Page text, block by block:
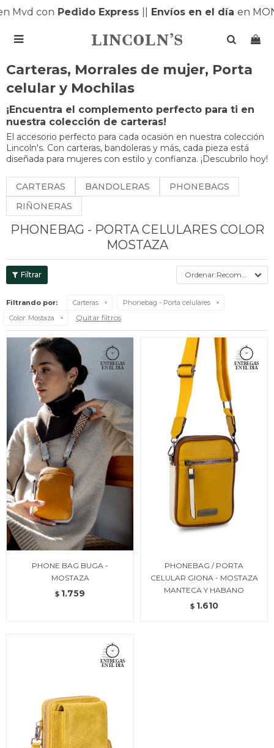
Mvd conPedido Express| Envíos en el díaen

Carteras, Morrales de mujer, Porta
celular y Mochilas
¡Encuentra el complemento perfecto para ti en
nuestra colección de carteras!
El accesorio perfecto para cada ocasión en nuestra colección
Lincoln's. Con carteras, bandoleras y más, cada pieza está
diseñada para mujeres con estilo y confianza. ¡Descubrilo hoy!
CARTERAS BANDOLERAS
PHONEBAGS
RIÑONERAS
PHONEBAG - PORTA CELULARES COLOR
MOSTAZA
Recomendados
Filtrando por: Carteras
Phonebag - Porta celulares
Color: Mostaza Quitar filtros
PHONE BAG BUGA -
MOSTAZA
$ 1.759
PHONEBAG / PORTA
CELULAR GIONA - MOSTAZA
MANTECA Y HABANO
$ 1.610